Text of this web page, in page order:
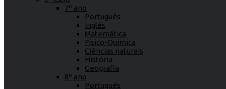
7º ano
Português
Inglês
Matemática
Físico-Química
Ciências naturais
História
Geografia
8º ano
Português